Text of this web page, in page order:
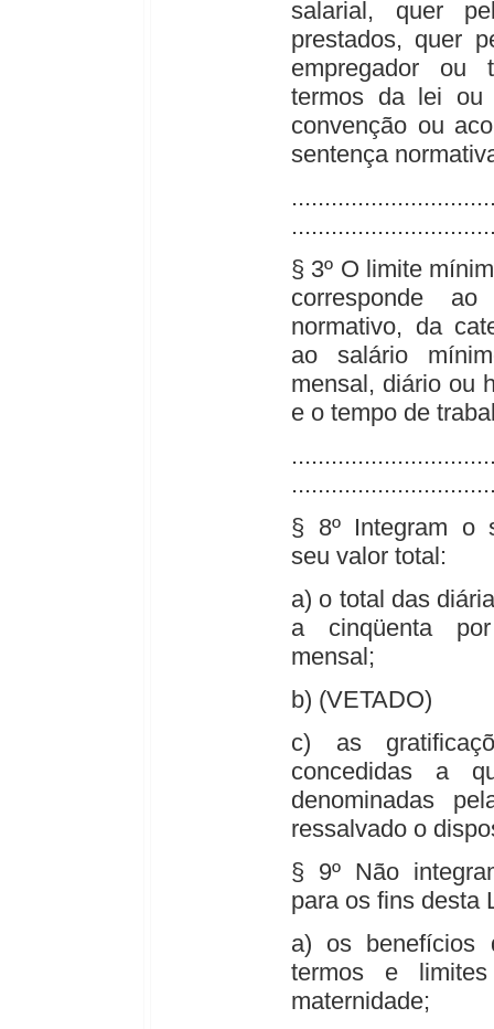
salarial, quer
prestados, quer
empregador ou
termos da lei ou
convenção ou
sentença
§ 3º O limite
corresponde
normativo, da
ao salário
mensal, diário ou
e o tempo de
§ 8º Integram o
seu valor total:
a) o total das
a cinqüenta
mensal;
b) (VETADO)
c) as
concedidas a
denominadas
ressalvado o
§ 9º Não
para os fins desta
a) os benefícios
termos e
maternidade;